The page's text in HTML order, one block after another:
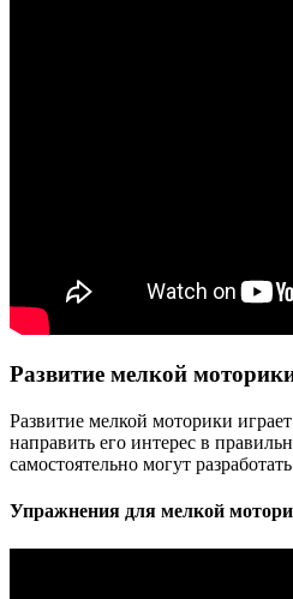
Развитие мелкой
Развитие мелкой моторики
направить его интерес в
самостоятельно могут
Упражнения для мелкой